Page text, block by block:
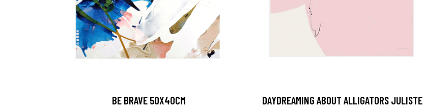
BE BRAVE 50X40CM DAYDREAMING ABOUT ALLIGATORS JULISTE